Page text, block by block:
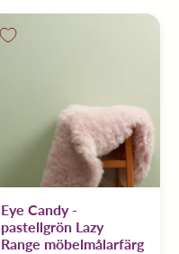
Eye Candy -
pastellgrön Lazy
Range möbelmålarfärg